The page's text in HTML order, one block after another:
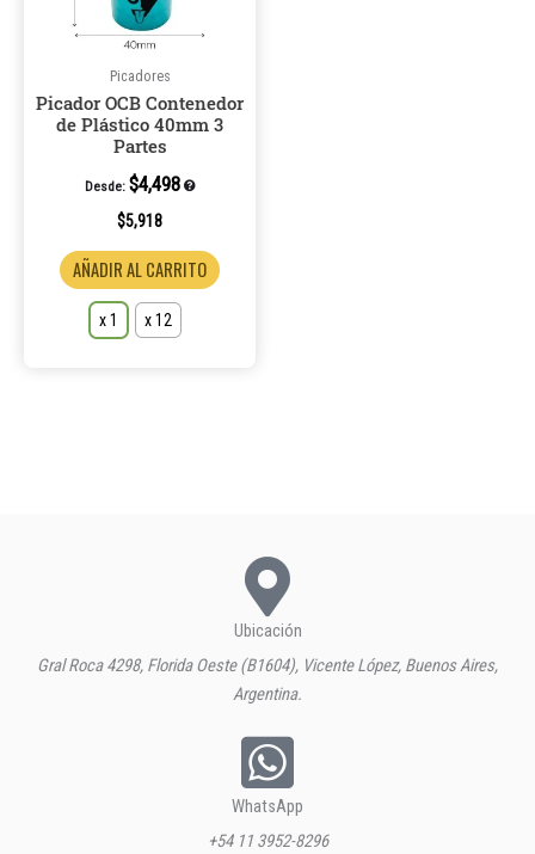
Picadores
Picador OCB Contenedor
de Plástico 40mm 3
Partes
Desde: $4,498
$5,918
AÑADIR AL CARRITO
elegir
en
x 1 x 12
Ubicación
Gral Roca 4298, Florida Oeste (B1604), Vicente López, Buenos Aires,
Argentina.
WhatsApp
+54 11 3952-8296